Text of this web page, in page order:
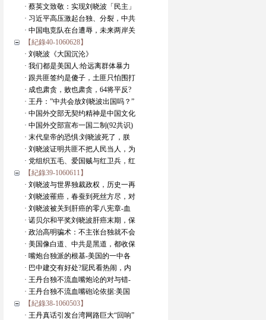
· 蔡英文致敬：实现刘晓波「民主」
· 习近平高压激起台独、分裂，中共
· 中国电竞队在台遭辱，未来两岸关
【紀錄40-1060628】
· 刘晓波《大国沉沦》
· 我们都是美国人:给远离群体暴力
· 跟共匪签约是傻子，土匪只怕围打
· 成也肃贪，败也肃贪，64将平反?
· 王丹：”中共会放刘晓波出国吗？”
· 中国外交部无契约精神是中国文化
· 中国外交部宣布一国二制(92共识)
· 末代皇帝的恐惧:刘晓波死了，朕
· 刘晓波证明共匪不把人民当人，为
· 党组织五毛、爱国贼与红卫兵，红
【紀錄39-1060611】
· 刘晓波与世界独裁政权，历史一再
· 刘晓波罹癌，春蚕到死丝方尽，对
· 刘晓波被关到肝癌的零八宪章-血
· 诺贝尔和平奖刘晓波肝癌末期，保
· 政治高明骗术：不主张台独就不会
· 美国像白道、中共是黑道，都收保
· 嘴炮台独派的根基-美国的一中各
· 巴中建交有好处?屁民看热闹，内
· 王丹台独不流血嘴炮论的对与错-
· 王丹台独不流血嘴砲论依据:美国
【紀錄38-1060503】
· 王丹真话引发台湾网路巨大“回响”